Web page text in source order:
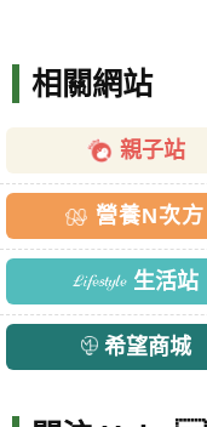
相關網站
親子站
營養N次方
生活站
希望商城